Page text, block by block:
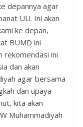
depannya agar
UU. Ini akan
ke depan,
BUMD ini
rekomendasi ini
dan akan
agar bersama
dan upaya
kita akan
Muhammadiyah